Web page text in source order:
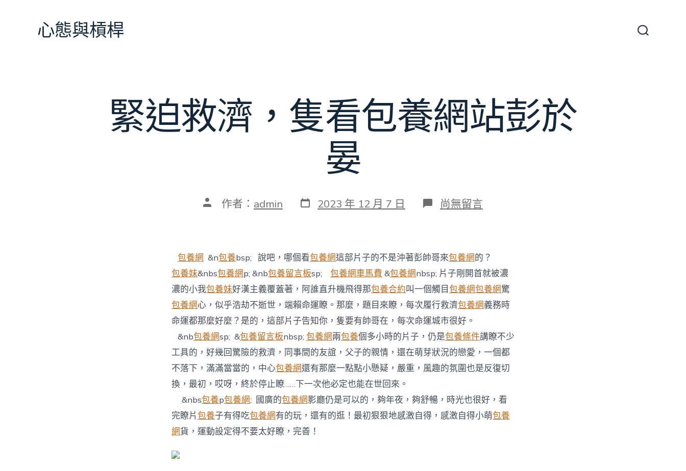
心態與槓桿
緊迫救濟，隻看包養網站彭於
晏
文 作者： admin 發
表
2023 年 12 月 7 日 在
〈緊
隻
看
包
養
網
站
彭
於
晏〉
中
尚無留言
包養網 &n包養bsp; 說吧，哪個看包養網這部片子的不是沖著彭帥哥來包養網的？
包養妹&nbs包養網p; &nb包養留言板sp; 包養網車馬費 &包養網nbsp; 片子剛開首就被濃
濃的小我包養妹好漢主義覆蓋著，阿誰直升機飛得那包養合約叫一個觸目包養網包養網驚
包養網心，似乎浩劫不逝世，端賴命運瞭。那麼，題目來瞭，每次履行救濟包養網義務時
命運都那麼好麼？是的，這部片子告知你，隻要有帥哥在，每次命運城市很好。
&nb包養網sp; &包養留言板nbsp; 包養網兩包養個多小時的片子，仍是包養條件講瞭不少
工具的，好幾回驚險的救濟，同事間的友誼，父子的親情，還在萌芽狀況的戀愛，一個都
不落下，滿滿當當的，中心包養網還有那麼一點點小懸疑，嚴重，風趣的氛圍也是反復切
換，最初，哎呀，終於停止瞭……下一次他必定也能在世回來。
&nbs包養p包養網; 國廣的包養網影廳仍是可以的，夠年夜，夠舒暢，時光也很好，看
完瞭片包養子有得吃包養網有的玩，還有的逛！最初狠狠地感激自得，感激自得小萌包養
網貨，運動設定得不要太好瞭，完善！